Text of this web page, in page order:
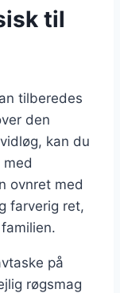
til
tilberedes
den
kan du
ovnret med
farverig ret,
på
røgsmag